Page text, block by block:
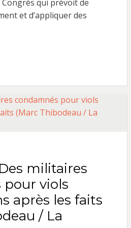
qui prévoit de
et d’appliquer des
militaires
pour viols
après les faits
/ La